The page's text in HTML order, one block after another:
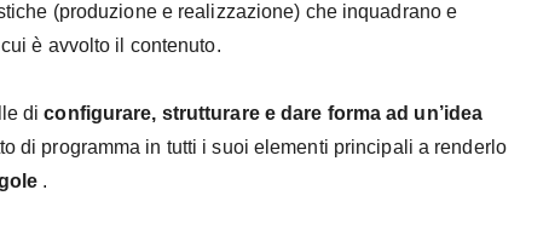
(produzione e realizzazione) che inquadrano e
è avvolto il contenuto.
diconfigurare, strutturare e dare forma ad un’idea
di programma in tutti i suoi elementi principali a renderlo
.